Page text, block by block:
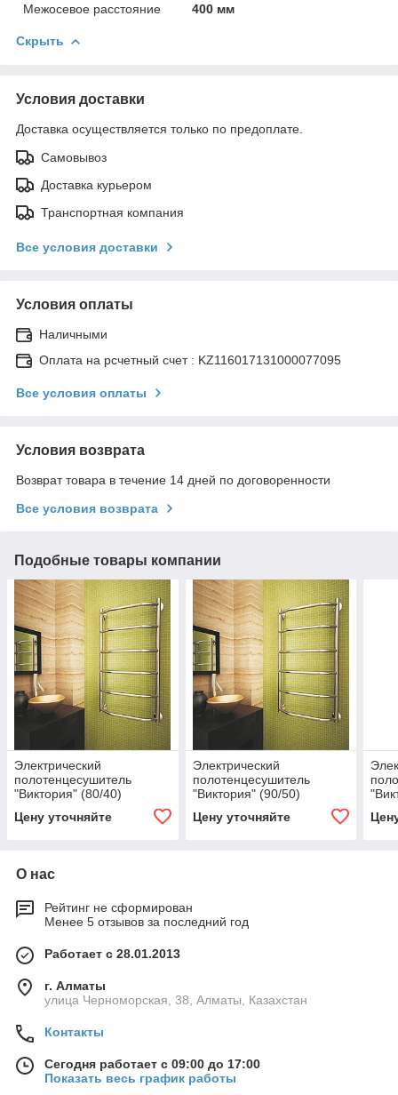
Межосевое расстояние
400 мм
Скрыть
Условия доставки
Доставка осуществляется только по предоплате.
Самовывоз
Доставка курьером
Транспортная компания
Все условия доставки
Условия оплаты
Наличными
Оплата на рсчетный счет : KZ116017131000077095
Все условия оплаты
Условия возврата
Возврат товара в течение 14 дней по договоренности
Все условия возврата
Подобные товары компании
Электрический
полотенцесушитель
"Виктория" (80/40)
Цену уточняйте
Электрический
полотенцесушитель
"Виктория" (90/50)
Цену уточняйте
О нас
Рейтинг не сформирован
Менее 5 отзывов за последний год
Работает с 28.01.2013
г. Алматы
улица Черноморская, 38, Алматы, Казахстан
Контакты
Сегодня работает с 09:00 до 17:00
Показать весь график работы